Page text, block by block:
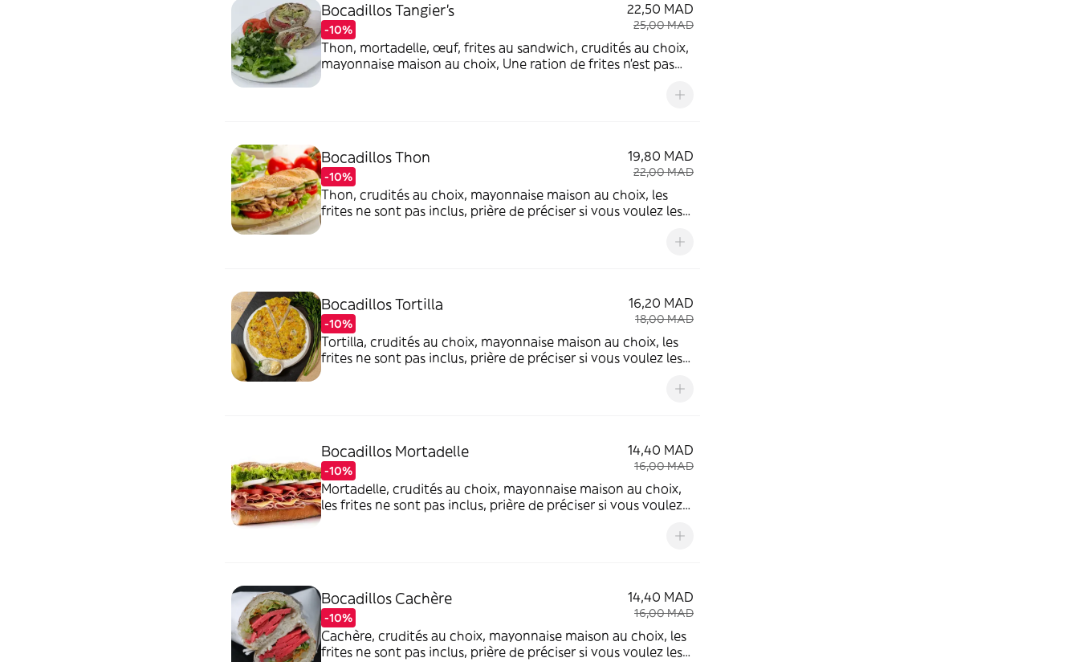
Bocadillos Tangier's
-10%
22,50 MAD
25,00 MAD
Thon, mortadelle, œuf, frites au sandwich, crudités au choix,
mayonnaise maison au choix, Une ration de frites n'est pas
Bocadillos Thon
-10%
19,80 MAD
22,00 MAD
Thon, crudités au choix, mayonnaise maison au choix, les
frites ne sont pas inclus, prière de préciser si vous voulez les
Bocadillos Tortilla
-10%
16,20 MAD
18,00 MAD
Tortilla, crudités au choix, mayonnaise maison au choix, les
frites ne sont pas inclus, prière de préciser si vous voulez les
Bocadillos Mortadelle
-10%
14,40 MAD
16,00 MAD
Mortadelle, crudités au choix, mayonnaise maison au choix,
les frites ne sont pas inclus, prière de préciser si vous voulez
Bocadillos Cachère
-10%
14,40 MAD
16,00 MAD
Cachère, crudités au choix, mayonnaise maison au choix, les
frites ne sont pas inclus, prière de préciser si vous voulez les